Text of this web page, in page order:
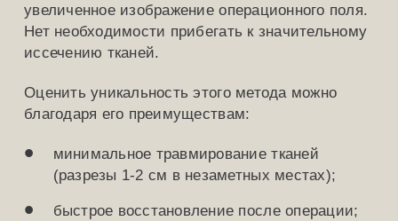
увеличенное изображение операционного поля.
Нет необходимости прибегать к значительному
иссечению тканей.
Оценить уникальность этого метода можно
благодаря его преимуществам:
минимальное травмирование тканей
(разрезы 1-2 см в незаметных местах);
быстрое восстановление после операции;